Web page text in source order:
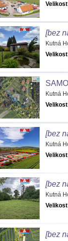
[bez
Kutná
Kutná
[bez
Kutná
[bez
Kutná
[bez